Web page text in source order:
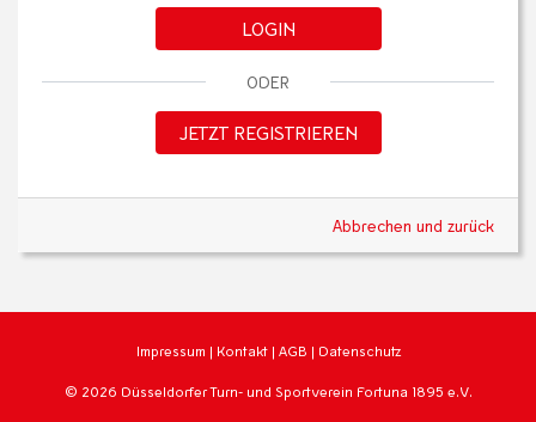
LOGIN
ODER
JETZT REGISTRIEREN
Abbrechen und zurück
Impressum | Kontakt | AGB | Datenschutz
© 2026 Düsseldorfer Turn- und Sportverein Fortuna 1895 e.V.